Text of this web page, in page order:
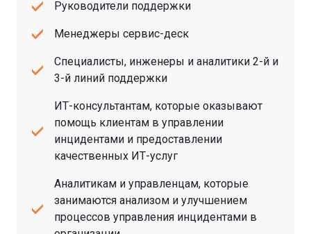
Руководители поддержки
Менеджеры сервис-деск
Специалисты, инженеры и аналитики 2-й и
3-й линий поддержки
ИТ-консультантам, которые оказывают
помощь клиентам в управлении
инцидентами и предоставлении
качественных ИТ-услуг
Аналитикам и управленцам, которые
занимаются анализом и улучшением
процессов управления инцидентами в